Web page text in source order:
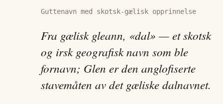
Guttenavn med skotsk-gælisk opprinnelse
Fra gælisk gleann, «dal» — et skotsk
og irsk geografisk navn som ble
fornavn; Glen er den anglofiserte
stavemåten av det gæliske dalnavnet.